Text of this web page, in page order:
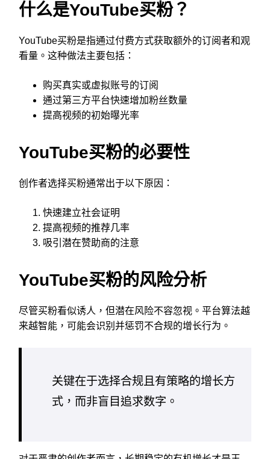
什么是YouTube买粉？
YouTube买粉是指通过付费方式获取额外的订阅者和观
看量。这种做法主要包括：
购买真实或虚拟账号的订阅
通过第三方平台快速增加粉丝数量
提高视频的初始曝光率
YouTube买粉的必要性
创作者选择买粉通常出于以下原因：
快速建立社会证明
提高视频的推荐几率
吸引潜在赞助商的注意
YouTube买粉的风险分析
尽管买粉看似诱人，但潜在风险不容忽视。平台算法越
来越智能，可能会识别并惩罚不合规的增长行为。
关键在于选择合规且有策略的增长方
式，而非盲目追求数字。